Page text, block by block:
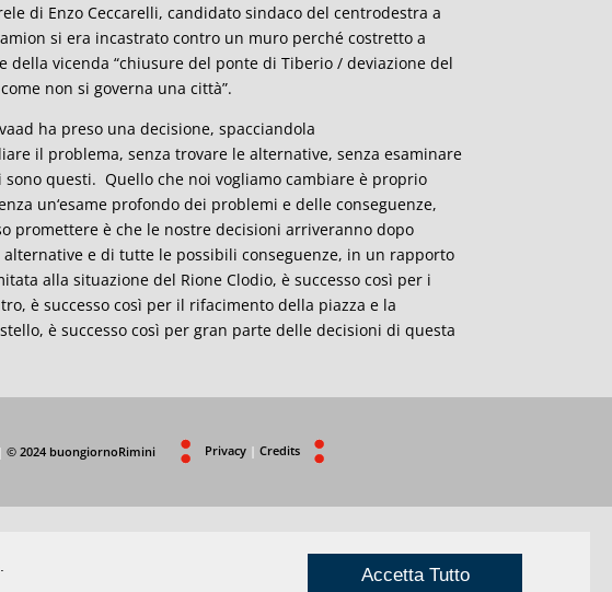
di Enzo Ceccarelli, candidato sindaco del centrodestra a
si era incastrato contro un muro perché costretto a
della vicenda “chiusure del ponte di Tiberio / deviazione del
non si governa una città”.
ha preso una decisione, spacciandola
il problema, senza trovare le alternative, senza esaminare
sono questi. Quello che noi vogliamo cambiare è proprio
un‘esame profondo dei problemi e delle conseguenze,
promettere è che le nostre decisioni arriveranno dopo
e di tutte le possibili conseguenze, in un rapporto
alla situazione del Rione Clodio, è successo così per i
è successo così per il rifacimento della piazza e la
è successo così per gran parte delle decisioni di questa
| © 2024 buongiornoRimini Privacy | Credits
Accetta Tutto